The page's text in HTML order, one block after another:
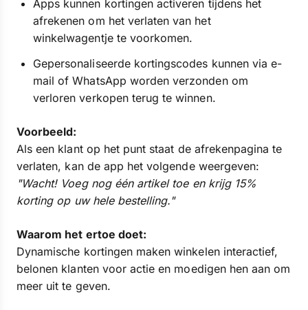
Apps kunnen kortingen activeren tijdens het
afrekenen om het verlaten van het
winkelwagentje te voorkomen.
Gepersonaliseerde kortingscodes kunnen via e-
mail of WhatsApp worden verzonden om
verloren verkopen terug te winnen.
Voorbeeld:
Als een klant op het punt staat de afrekenpagina te
verlaten, kan de app het volgende weergeven:
"Wacht! Voeg nog één artikel toe en krijg 15%
korting op uw hele bestelling."
Waarom het ertoe doet:
Dynamische kortingen maken winkelen interactief,
belonen klanten voor actie en moedigen hen aan om
meer uit te geven.